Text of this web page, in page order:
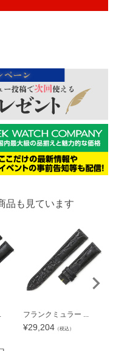
品も見ています
フランクミュラー ...
¥29,204 （税込）